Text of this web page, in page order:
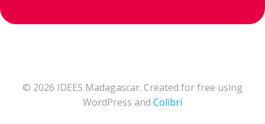
© 2026 IDEES Madagascar. Created for free using
WordPress and Colibri